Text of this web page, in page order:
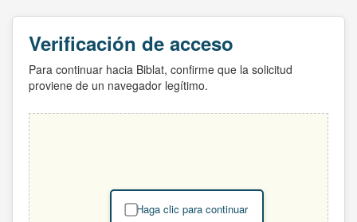
Verificación de acceso
Para continuar hacia Biblat, confirme que la solicitud
proviene de un navegador legítimo.
Haga clic para continuar